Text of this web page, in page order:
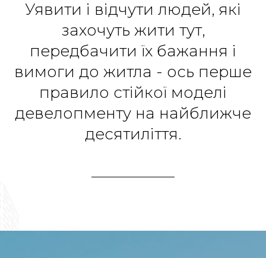
Уявити і відчути людей, які
захочуть жити тут,
передбачити їх бажання і
вимоги до житла - ось перше
правило стійкої моделі
девелопменту на найближче
десятиліття.